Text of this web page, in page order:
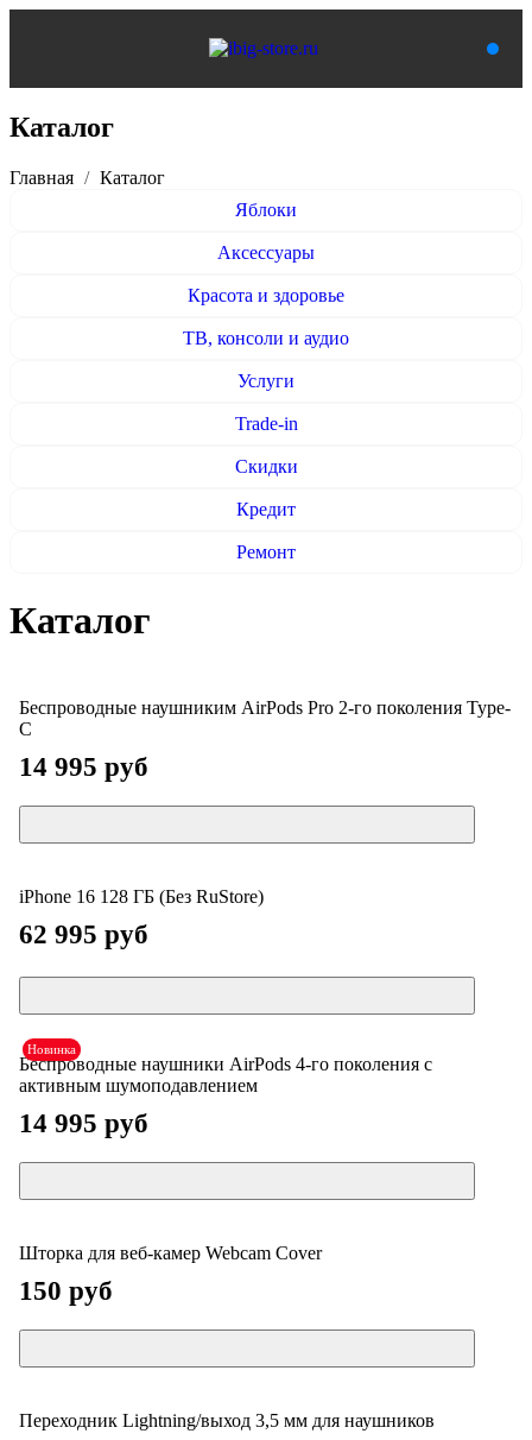
Каталог
Главная
Каталог
Яблоки
Аксессуары
Красота и здоровье
ТВ, консоли и аудио
Услуги
Trade-in
Скидки
Кредит
Ремонт
Каталог
Беспроводные наушниким AirPods Pro 2-го поколения Type-
C
14 995 руб
iPhone 16 128 ГБ (Без RuStore)
62 995 руб
Новинка
Беспроводные наушники AirPods 4-го поколения с
активным шумоподавлением
14 995 руб
Шторка для веб-камер Webcam Cover
150 руб
Переходник Lightning/выход 3,5 мм для наушников